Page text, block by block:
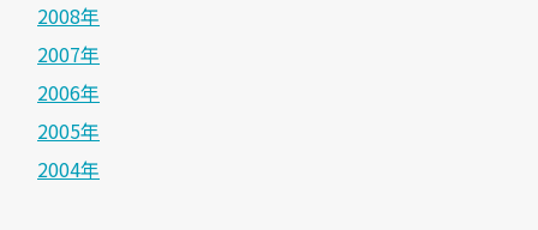
2008年
2007年
2006年
2005年
2004年